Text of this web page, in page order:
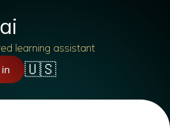
learning assistant
🇺🇸